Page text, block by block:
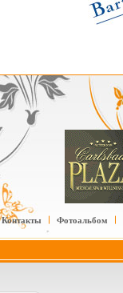
Контакты Фотоальбом